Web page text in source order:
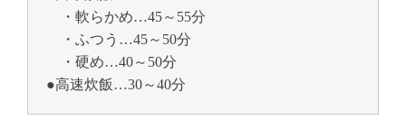
・軟らかめ…45～55分
・ふつう…45～50分
・硬め…40～50分
●高速炊飯…30～40分